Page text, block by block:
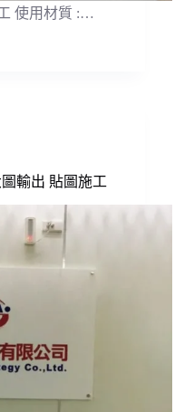
使用材質 :…
輸出 貼圖施工